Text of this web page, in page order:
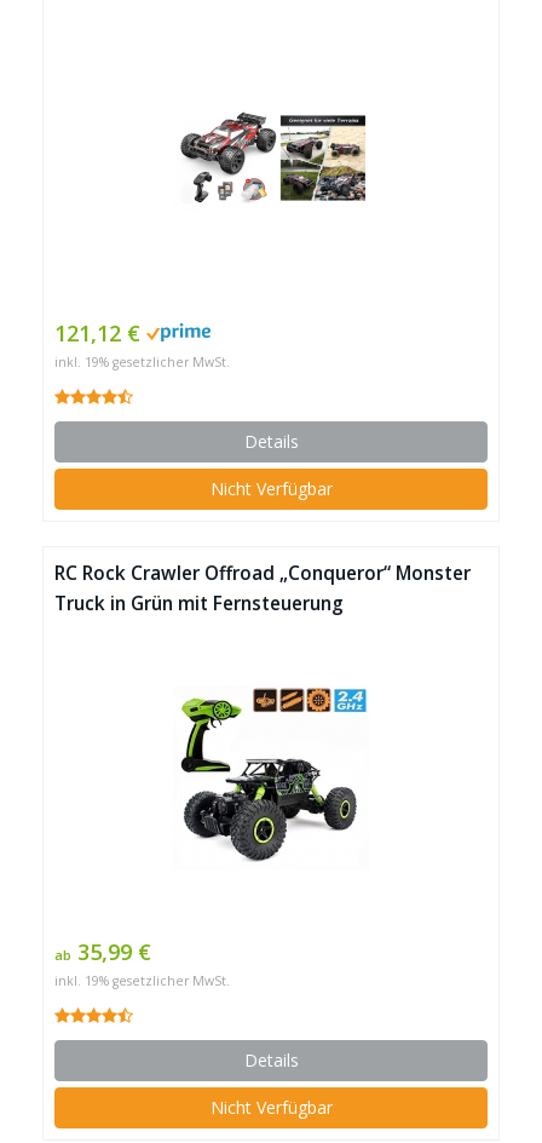
121,12 €
inkl. 19% gesetzlicher MwSt.
Details
Nicht Verfügbar
RC Rock Crawler Offroad „Conqueror“ Monster
Truck in Grün mit Fernsteuerung
ab 35,99 €
inkl. 19% gesetzlicher MwSt.
Details
Nicht Verfügbar